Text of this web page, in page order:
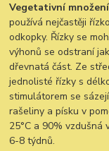
Vegetativní
používá nejčastěji
odkopky. Řízky se
výhonů se odstraní
dřevnatá část. Ze
jednolisté řízky s
stimulátorem se
rašeliny a písku v
25°C a 90% vzdušná
6-8 týdnů.